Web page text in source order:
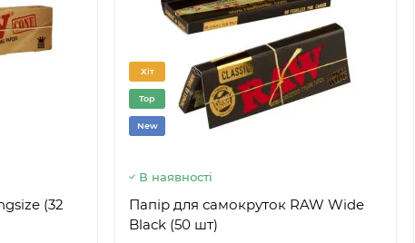
(32
Хіт
Top
New
В наявності
Папір для самокруток RAW Wide
Black (50 шт)